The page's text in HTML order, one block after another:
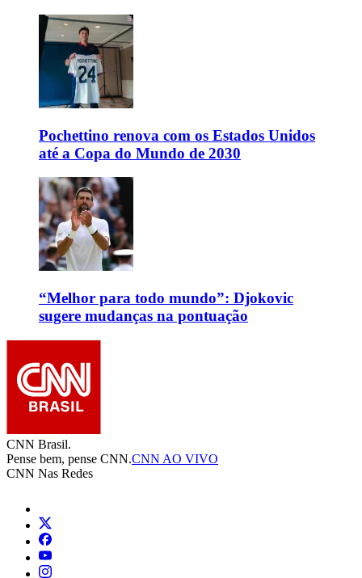
Pochettino renova com os Estados Unidos
até a Copa do Mundo de 2030
“Melhor para todo mundo”: Djokovic
sugere mudanças na pontuação
CNN Brasil.
Pense bem, pense CNN.CNN AO VIVO
CNN Nas Redes